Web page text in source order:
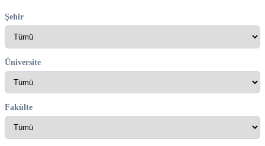
Şehir
Üniversite
Fakülte